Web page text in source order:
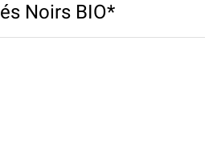
Noirs BIO*